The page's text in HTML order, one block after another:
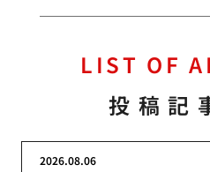
LIST OF
投稿記
2026.08.06